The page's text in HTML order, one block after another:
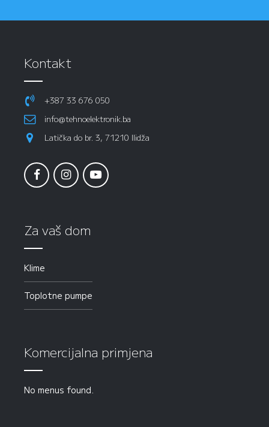
Kontakt
+387 33 676 050
info@tehnoelektronik.ba
Latička do br. 3, 71210 Ilidža
Za vaš dom
Klime
Toplotne pumpe
Komercijalna primjena
No menus found.